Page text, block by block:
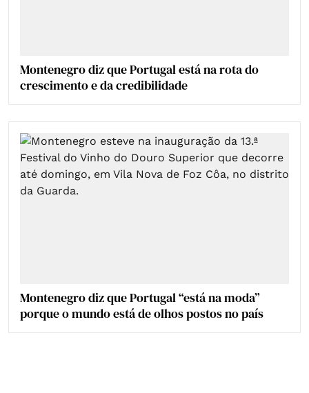
Montenegro diz que Portugal está na rota do
crescimento e da credibilidade
Montenegro diz que Portugal “está na moda”
porque o mundo está de olhos postos no país